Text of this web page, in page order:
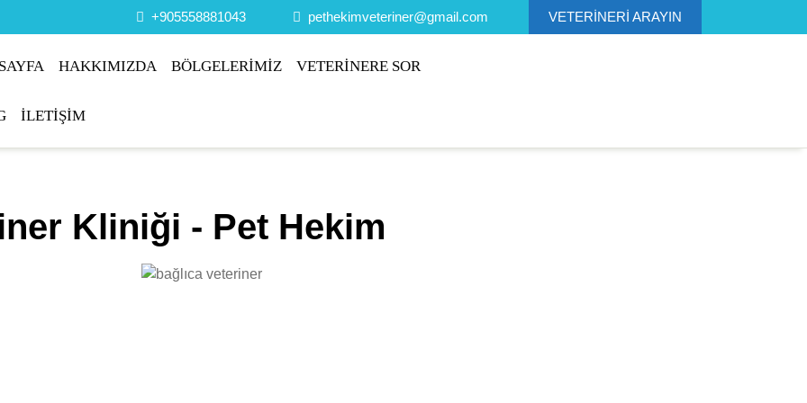
+905558881043 pethekimveteriner@gmail.com VETERİNERİ ARAYIN
HAKKIMIZDA BÖLGELERİMİZ VETERİNERE SOR
İLETİŞİM
Kliniği - Pet Hekim